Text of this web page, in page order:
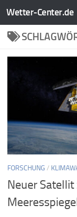
Zum Inhalt springen
Wetter-Center.de
FORSCHUNG /
Neuer